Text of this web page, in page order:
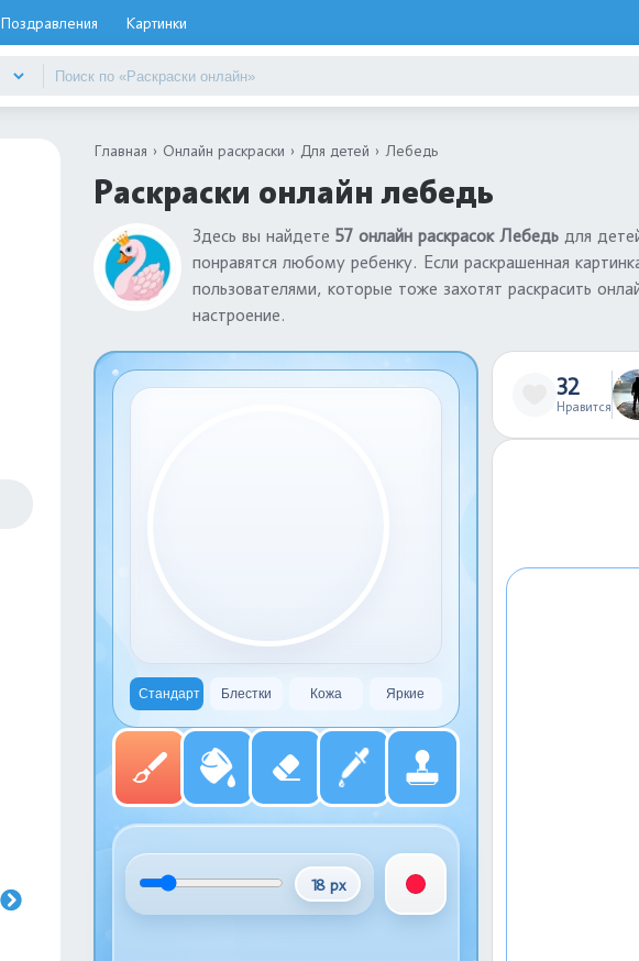
Поздравления Картинки
Главная Онлайн раскраски Для детей Лебедь
Раскраски онлайн лебедь
Здесь вы найдете 57 онлайн раскрасок Лебедь для
понравятся любому ребенку. Если раскрашенная
пользователями, которые тоже захотят раскрасить
настроение.
Стандарт Блестки Кожа Яркие
18 px
32
Нравится